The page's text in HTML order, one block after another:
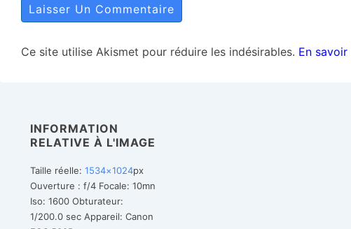
Ce site utilise Akismet pour réduire les indésirables. En
INFORMATION
RELATIVE À L'IMAGE
Taille réelle: 1534×1024px
Ouverture : f/4 Focale: 10mn
Iso: 1600 Obturateur:
1/200.0 sec Appareil: Canon